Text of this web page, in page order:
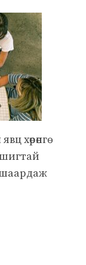
хөрөнгө
шаардаж